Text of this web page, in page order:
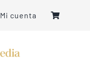
Mi cuenta